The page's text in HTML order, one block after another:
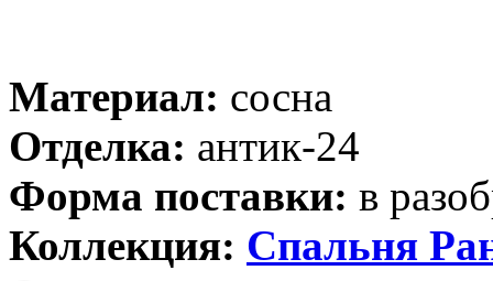
Материал: сосна
Отделка: антик-24
Форма поставки: в
Коллекция: Спальня